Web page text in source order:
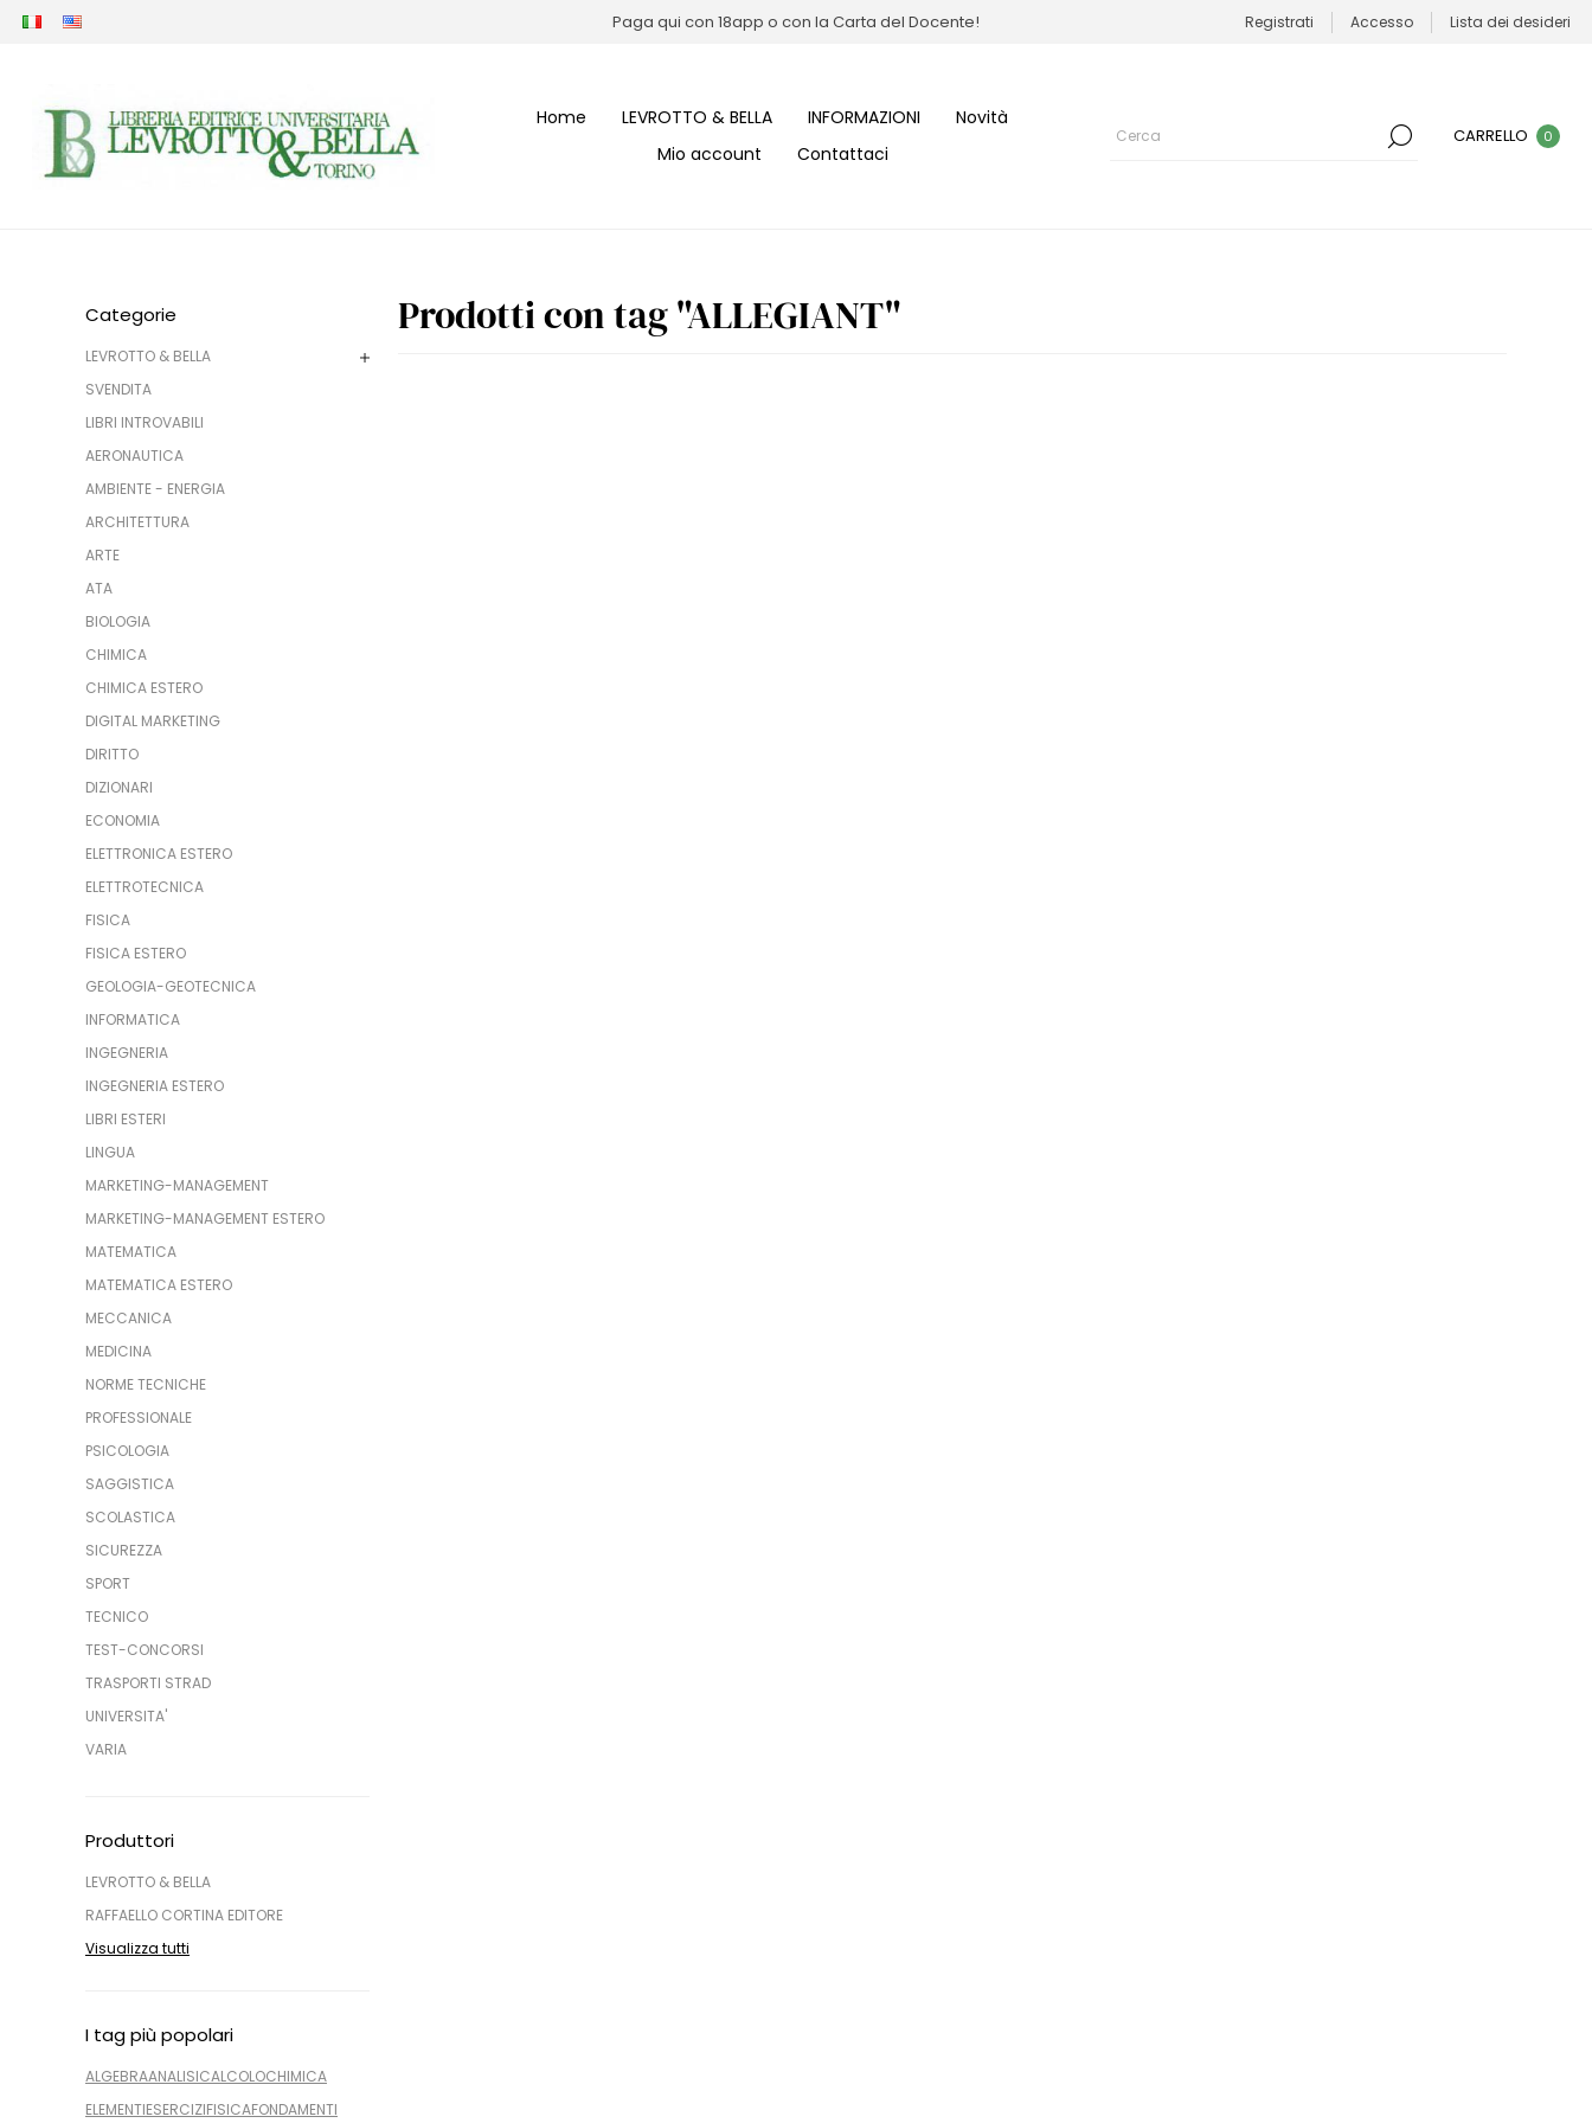
Paga qui con 18app o con la Carta del Docente! Registrati Accesso Lista dei desideri
Home LEVROTTO & BELLA INFORMAZIONI
Novità
Mio account
Contattaci
CARRELLO 0
Categorie
LEVROTTO & BELLA
SVENDITA
LIBRI INTROVABILI
AERONAUTICA
AMBIENTE - ENERGIA
ARCHITETTURA
ARTE
ATA
BIOLOGIA
CHIMICA
CHIMICA ESTERO
DIGITAL MARKETING
DIRITTO
DIZIONARI
ECONOMIA
ELETTRONICA ESTERO
ELETTROTECNICA
FISICA
FISICA ESTERO
GEOLOGIA-GEOTECNICA
INFORMATICA
INGEGNERIA
INGEGNERIA ESTERO
LIBRI ESTERI
LINGUA
MARKETING-MANAGEMENT
MARKETING-MANAGEMENT ESTERO
MATEMATICA
MATEMATICA ESTERO
MECCANICA
MEDICINA
NORME TECNICHE
PROFESSIONALE
PSICOLOGIA
SAGGISTICA
SCOLASTICA
SICUREZZA
SPORT
TECNICO
TEST-CONCORSI
TRASPORTI STRAD
UNIVERSITA'
VARIA
Produttori
LEVROTTO & BELLA
RAFFAELLO CORTINA EDITORE
Visualizza tutti
I tag più popolari
ALGEBRAANALISICALCOLOCHIMICA
ELEMENTIESERCIZIFISICAFONDAMENTI
Prodotti con tag "ALLEGIANT"